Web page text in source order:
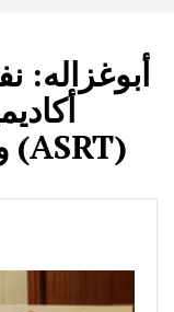
أبوغزاله:
والتكنولوجيا المصرية (ASRT)